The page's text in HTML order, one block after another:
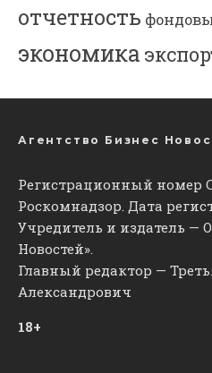
отчетность
экономика
Агентство Бизнес
Регистрационный номер
Роскомнадзор. Дата
Учредитель и издатель —
Новостей».
Главный редактор —
Александрович
18+